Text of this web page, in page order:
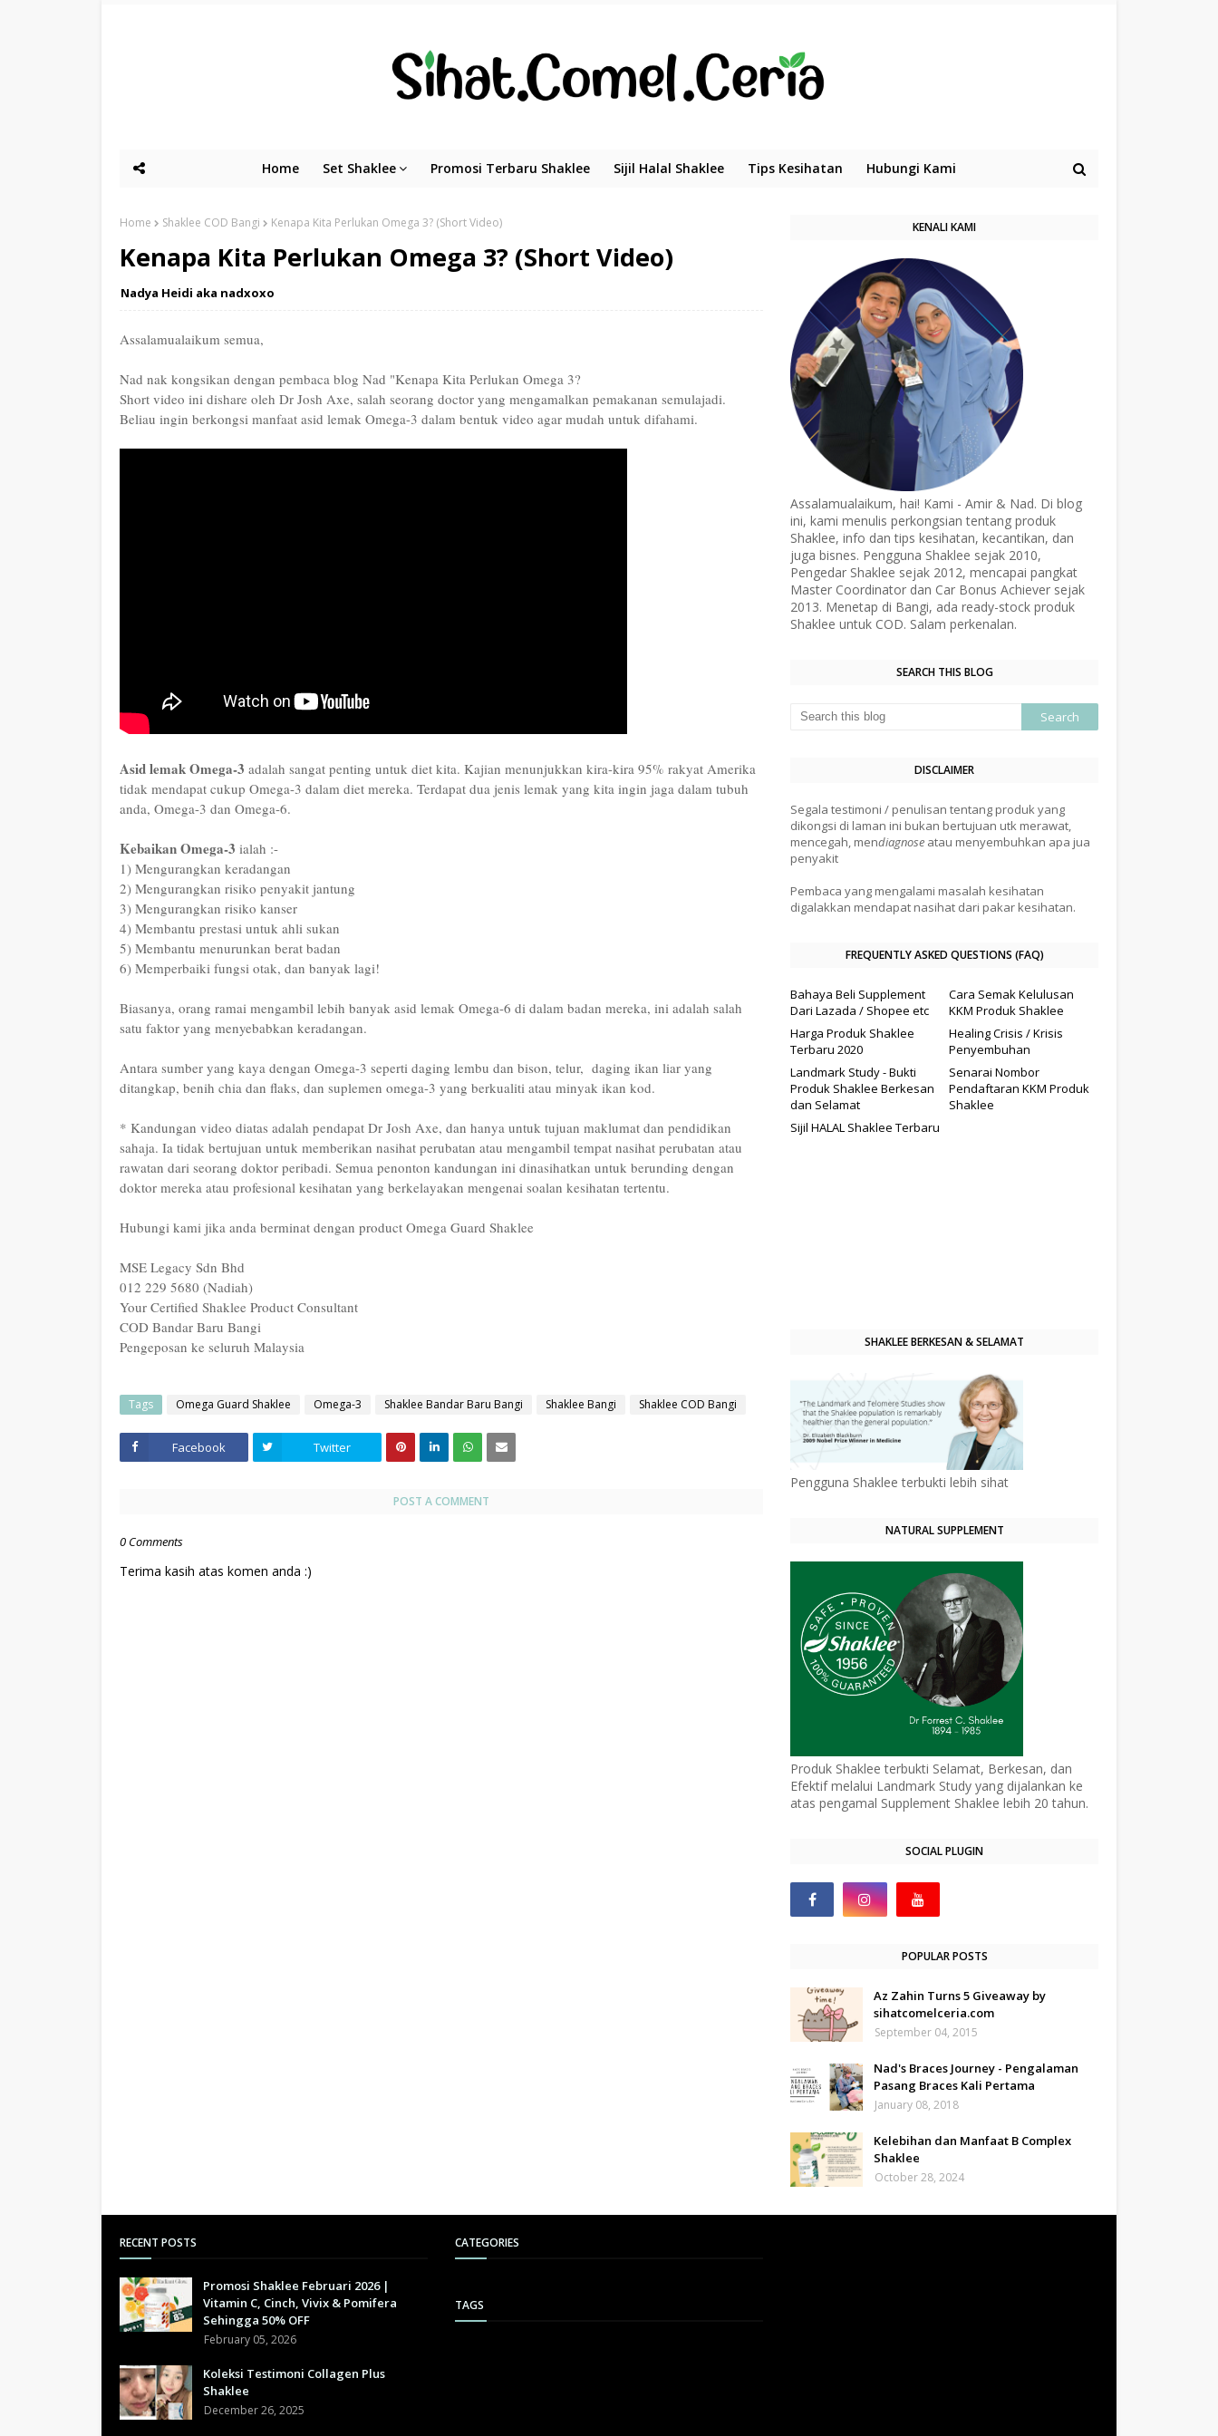
Home Set Shaklee Promosi Terbaru Shaklee Sijil Halal Shaklee Tips Kesihatan Hubungi Kami
Home Shaklee COD Bangi Kenapa Kita Perlukan Omega 3? (Short Video)
Kenapa Kita Perlukan Omega 3? (Short Video)
Nadya Heidi aka nadxoxo
Assalamualaikum semua,
Nad nak kongsikan dengan pembaca blog Nad "Kenapa Kita Perlukan Omega 3?
Short video ini dishare oleh Dr Josh Axe, salah seorang doctor yang mengamalkan pemakanan semulajadi.
Beliau ingin berkongsi manfaat asid lemak Omega-3 dalam bentuk video agar mudah untuk difahami.
Asid lemak Omega-3 adalah sangat penting untuk diet kita. Kajian menunjukkan kira-kira 95% rakyat Amerika
tidak mendapat cukup Omega-3 dalam diet mereka. Terdapat dua jenis lemak yang kita ingin jaga dalam tubuh
anda, Omega-3 dan Omega-6.
Kebaikan Omega-3 ialah :-
1) Mengurangkan keradangan
2) Mengurangkan risiko penyakit jantung
3) Mengurangkan risiko kanser
4) Membantu prestasi untuk ahli sukan
5) Membantu menurunkan berat badan
6) Memperbaiki fungsi otak, dan banyak lagi!
Biasanya, orang ramai mengambil lebih banyak asid lemak Omega-6 di dalam badan mereka, ini adalah salah
satu faktor yang menyebabkan keradangan.
Antara sumber yang kaya dengan Omega-3 seperti daging lembu dan bison, telur, daging ikan liar yang
ditangkap, benih chia dan flaks, dan suplemen omega-3 yang berkualiti atau minyak ikan kod.
* Kandungan video diatas adalah pendapat Dr Josh Axe, dan hanya untuk tujuan maklumat dan pendidikan
sahaja. Ia tidak bertujuan untuk memberikan nasihat perubatan atau mengambil tempat nasihat perubatan atau
rawatan dari seorang doktor peribadi. Semua penonton kandungan ini dinasihatkan untuk berunding dengan
doktor mereka atau profesional kesihatan yang berkelayakan mengenai soalan kesihatan tertentu.
Hubungi kami jika anda berminat dengan product Omega Guard Shaklee
MSE Legacy Sdn Bhd
012 229 5680 (Nadiah)
Your Certified Shaklee Product Consultant
COD Bandar Baru Bangi
Pengeposan ke seluruh Malaysia
Tags Omega Guard Shaklee Omega-3 Shaklee Bandar Baru Bangi Shaklee Bangi Shaklee COD Bangi
Facebook Twitter
POST A COMMENT
0 Comments
Terima kasih atas komen anda :)
KENALI KAMI
Assalamualaikum, hai! Kami - Amir & Nad. Di blog
ini, kami menulis perkongsian tentang produk
Shaklee, info dan tips kesihatan, kecantikan, dan
juga bisnes. Pengguna Shaklee sejak 2010,
Pengedar Shaklee sejak 2012, mencapai pangkat
Master Coordinator dan Car Bonus Achiever sejak
2013. Menetap di Bangi, ada ready-stock produk
Shaklee untuk COD. Salam perkenalan.
SEARCH THIS BLOG
DISCLAIMER
Segala testimoni / penulisan tentang produk yang
dikongsi di laman ini bukan bertujuan utk merawat,
mencegah, mendiagnose atau menyembuhkan apa jua
penyakit
Pembaca yang mengalami masalah kesihatan
digalakkan mendapat nasihat dari pakar kesihatan.
FREQUENTLY ASKED QUESTIONS (FAQ)
Bahaya Beli Supplement
Dari Lazada / Shopee etc
Cara Semak Kelulusan
KKM Produk Shaklee
Harga Produk Shaklee
Terbaru 2020
Healing Crisis / Krisis
Penyembuhan
Landmark Study - Bukti
Produk Shaklee Berkesan
dan Selamat
Senarai Nombor
Pendaftaran KKM Produk
Shaklee
Sijil HALAL Shaklee Terbaru
SHAKLEE BERKESAN & SELAMAT
Pengguna Shaklee terbukti lebih sihat
NATURAL SUPPLEMENT
Produk Shaklee terbukti Selamat, Berkesan, dan
Efektif melalui Landmark Study yang dijalankan ke
atas pengamal Supplement Shaklee lebih 20 tahun.
SOCIAL PLUGIN
POPULAR POSTS
Az Zahin Turns 5 Giveaway by
sihatcomelceria.com
September 04, 2015
Nad's Braces Journey - Pengalaman
Pasang Braces Kali Pertama
January 08, 2018
Kelebihan dan Manfaat B Complex
Shaklee
October 28, 2024
RECENT POSTS
Promosi Shaklee Februari 2026 |
Vitamin C, Cinch, Vivix & Pomifera
Sehingga 50% OFF
February 05, 2026
Koleksi Testimoni Collagen Plus
Shaklee
December 26, 2025
CATEGORIES
TAGS